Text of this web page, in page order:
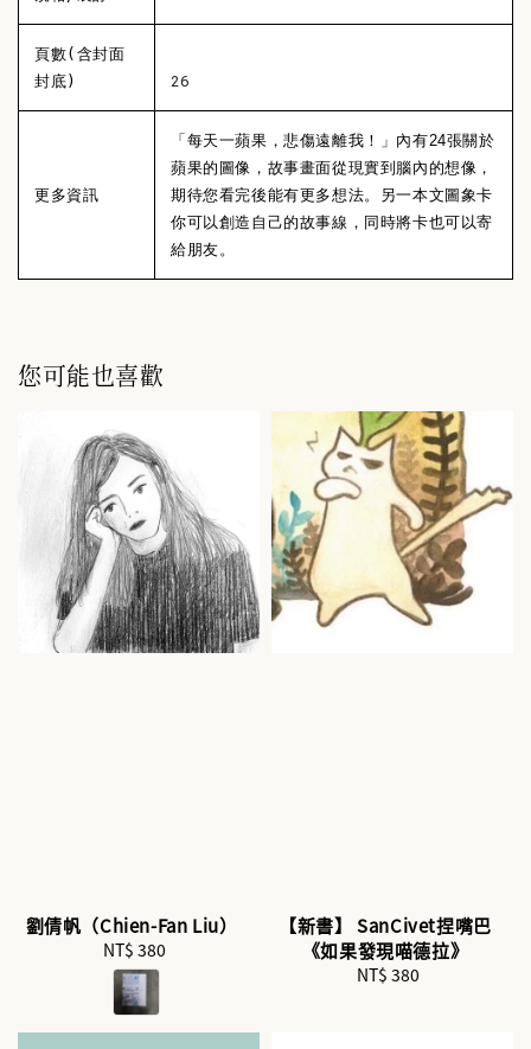
頁數(含封面
封底)
26
更多資訊
「每天一蘋果，悲傷遠離我！」內有24張關於
蘋果的圖像，故事畫面從現實到腦內的想像，
期待您看完後能有更多想法。另一本文圖象卡
你可以創造自己的故事線，同時將卡也可以寄
給朋友。
您可能也喜歡
劉倩帆（Chien-Fan Liu）
Regular
price
NT$ 380
【新書】 SanCivet捏嘴巴
《如果發現喵德拉》
Regular
NT$ 380